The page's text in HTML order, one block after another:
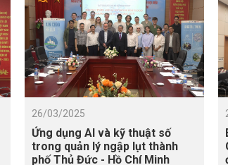
26/03/2025
Ứng dụng AI và kỹ thuật số
trong quản lý ngập lụt thành
phố Thủ Đức - Hồ Chí Minh